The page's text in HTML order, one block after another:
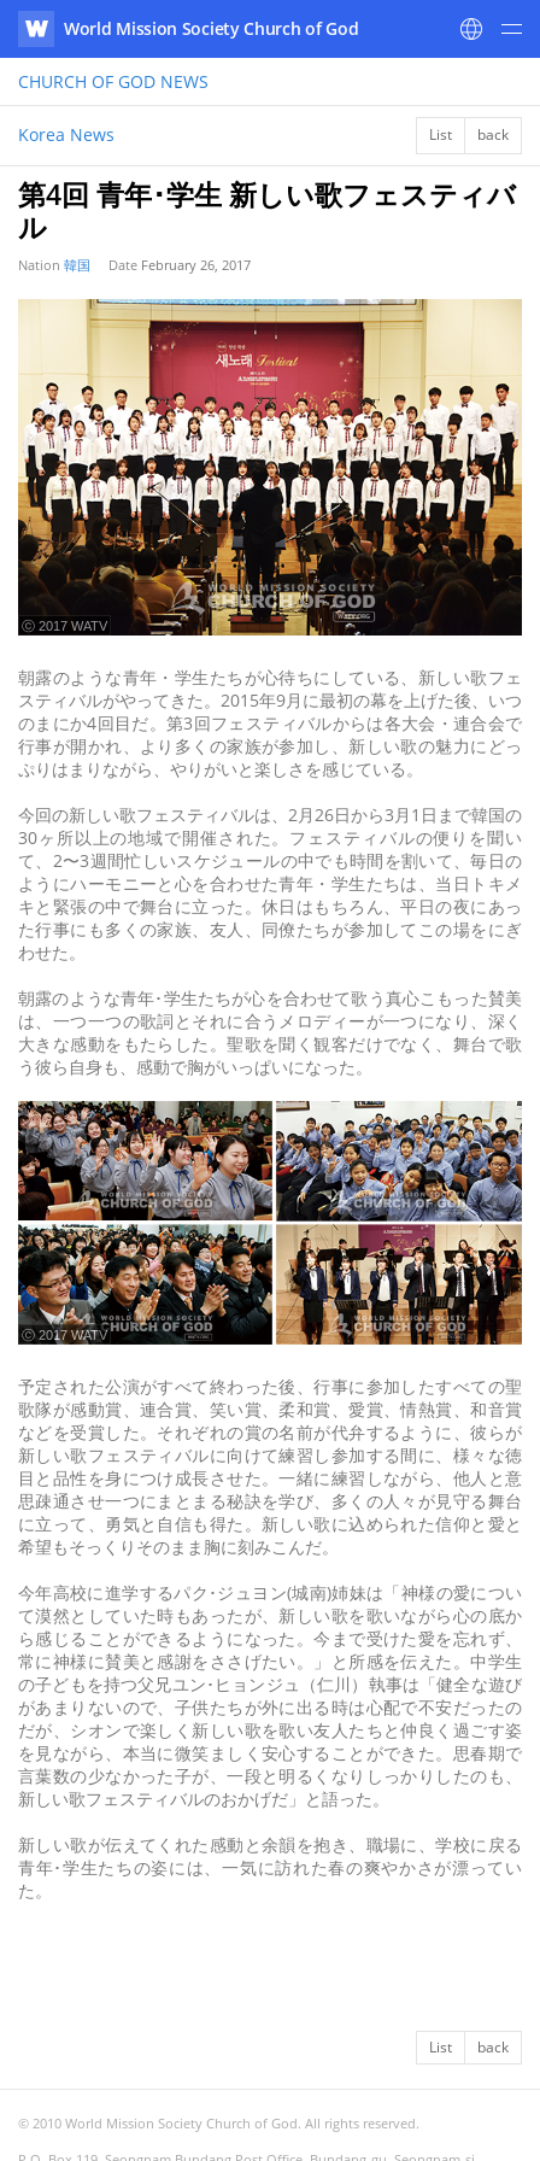
WATV
World Mission Society Church of God
CHURCH OF GOD NEWS
Korea News List back
第4回 青年･学生 新しい歌フェスティバ
ル
Nation 韓国 Date February 26, 2017
ⓒ 2017 WATV
朝露のような青年・学生たちが心待ちにしている、新しい歌フェ
スティバルがやってきた。2015年9月に最初の幕を上げた後、いつ
のまにか4回目だ。第3回フェスティバルからは各大会・連合会で
行事が開かれ、より多くの家族が参加し、新しい歌の魅力にどっ
ぷりはまりながら、やりがいと楽しさを感じている。
今回の新しい歌フェスティバルは、2月26日から3月1日まで韓国の
30ヶ所以上の地域で開催された。フェスティバルの便りを聞い
て、2〜3週間忙しいスケジュールの中でも時間を割いて、毎日の
ようにハーモニーと心を合わせた青年・学生たちは、当日トキメ
キと緊張の中で舞台に立った。休日はもちろん、平日の夜にあっ
た行事にも多くの家族、友人、同僚たちが参加してこの場をにぎ
わせた。
朝露のような青年･学生たちが心を合わせて歌う真心こもった賛美
は、一つ一つの歌詞とそれに合うメロディーが一つになり、深く
大きな感動をもたらした。聖歌を聞く観客だけでなく、舞台で歌
う彼ら自身も、感動で胸がいっぱいになった。
ⓒ 2017 WATV
予定された公演がすべて終わった後、行事に参加したすべての聖
歌隊が感動賞、連合賞、笑い賞、柔和賞、愛賞、情熱賞、和音賞
などを受賞した。それぞれの賞の名前が代弁するように、彼らが
新しい歌フェスティバルに向けて練習し参加する間に、様々な徳
目と品性を身につけ成長させた。一緒に練習しながら、他人と意
思疎通させ一つにまとまる秘訣を学び、多くの人々が見守る舞台
に立って、勇気と自信も得た。新しい歌に込められた信仰と愛と
希望もそっくりそのまま胸に刻みこんだ。
今年高校に進学するパク･ジュヨン(城南)姉妹は「神様の愛につい
て漠然としていた時もあったが、新しい歌を歌いながら心の底か
ら感じることができるようになった。今まで受けた愛を忘れず、
常に神様に賛美と感謝をささげたい。」と所感を伝えた。中学生
の子どもを持つ父兄ユン･ヒョンジュ（仁川）執事は「健全な遊び
があまりないので、子供たちが外に出る時は心配で不安だったの
だが、シオンで楽しく新しい歌を歌い友人たちと仲良く過ごす姿
を見ながら、本当に微笑ましく安心することができた。思春期で
言葉数の少なかった子が、一段と明るくなりしっかりしたのも、
新しい歌フェスティバルのおかげだ」と語った。
新しい歌が伝えてくれた感動と余韻を抱き、職場に、学校に戻る
青年･学生たちの姿には、一気に訪れた春の爽やかさが漂ってい
た。
List back
© 2010 World Mission Society Church of God. All rights reserved.